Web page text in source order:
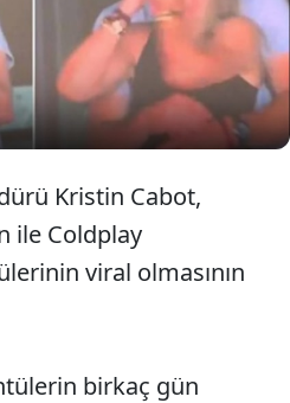
eğlenirken görüntülenmesi
olurken yeni bir ayrıntı
Kristin Cabot,
ile Coldplay
viral olmasının
birkaç gün